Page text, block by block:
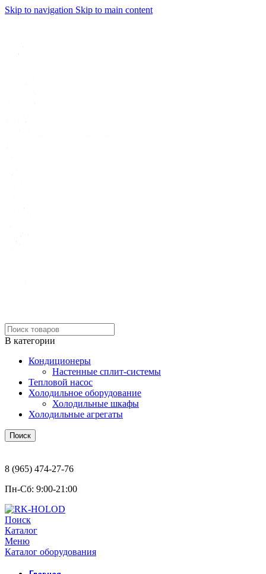
Skip to navigation Skip to main content
В категории
Кондиционеры
Настенные сплит-системы
Тепловой насос
Холодильное оборудование
Холодильные шкафы
Холодильные агрегаты
Поиск
8 (965) 474-27-76
Пн-Сб: 9:00-21:00
Поиск
Каталог
Меню
Каталог оборудования